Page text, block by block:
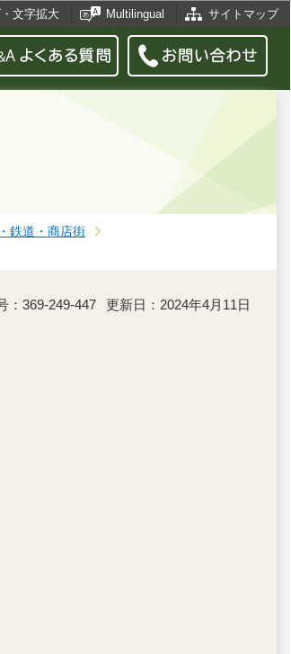
文字拡大 Multilingual サイトマップ
鉄道・商店街
：369-249-447 更新日：2024年4月11日